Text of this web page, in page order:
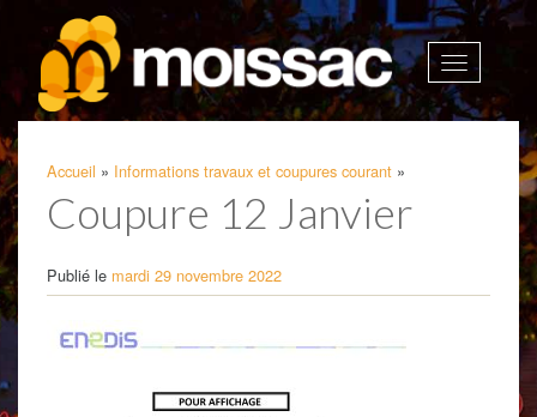
Afficher
la
Accueil » Informations travaux et coupures courant »
Coupure 12 Janvier
Publié le mardi 29 novembre 2022